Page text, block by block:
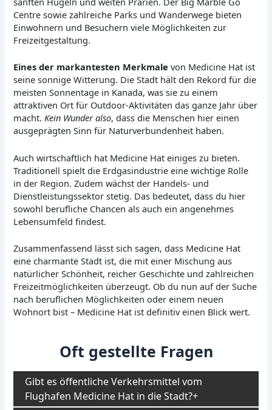
Centre sowie zahlreiche Parks und Wanderwege bieten
Einwohnern und Besuchern viele Möglichkeiten zur
Freizeitgestaltung.
Eines der markantesten Merkmale von Medicine Hat ist
seine sonnige Witterung. Die Stadt hält den Rekord für die
meisten Sonnentage in Kanada, was sie zu einem
attraktiven Ort für Outdoor-Aktivitäten das ganze Jahr über
macht.Kein Wunder also, dass die Menschen hier einen
ausgeprägten Sinn für Naturverbundenheit haben.
Auch wirtschaftlich hat Medicine Hat einiges zu bieten.
Traditionell spielt die Erdgasindustrie eine wichtige Rolle
in der Region. Zudem wächst der Handels- und
Dienstleistungssektor stetig. Das bedeutet, dass du hier
sowohl berufliche Chancen als auch ein angenehmes
Lebensumfeld findest.
Zusammenfassend lässt sich sagen, dass Medicine Hat
eine charmante Stadt ist, die mit einer Mischung aus
natürlicher Schönheit, reicher Geschichte und zahlreichen
Freizeitmöglichkeiten überzeugt. Ob du nun auf der Suche
nach beruflichen Möglichkeiten oder einem neuen
Wohnort bist – Medicine Hat ist definitiv einen Blick wert.
Oft gestellte Fragen
Gibt es öffentliche Verkehrsmittel vom
Flughafen Medicine Hat in die Stadt?